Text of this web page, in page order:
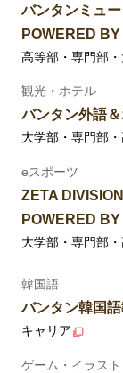
バンタンミュ
POWERED
高等部・専門部
観光・ホテル
バンタン外語
大学部・専門部
eスポーツ
ZETA
POWERED
大学部・専門部
韓国語
バンタン韓国
キャリア
ゲーム・イラス